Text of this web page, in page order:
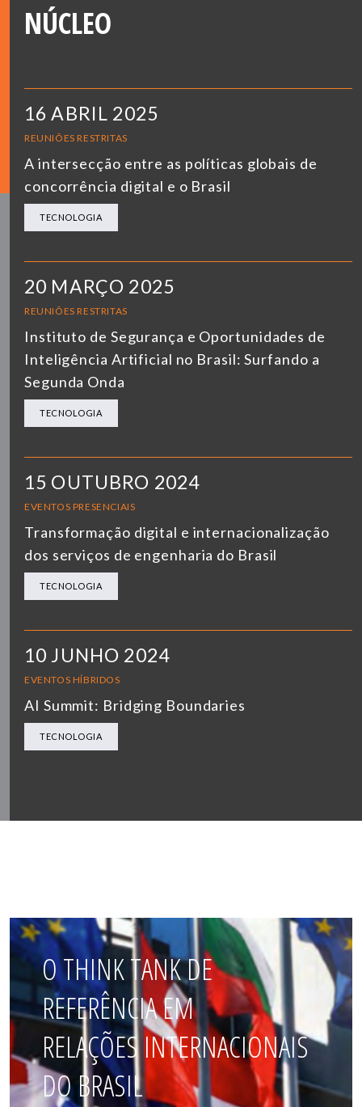
NÚCLEO
16 ABRIL 2025
REUNIÕES RESTRITAS
A intersecção entre as políticas globais de
concorrência digital e o Brasil
TECNOLOGIA
20 MARÇO 2025
REUNIÕES RESTRITAS
Instituto de Segurança e Oportunidades de
Inteligência Artificial no Brasil: Surfando a
Segunda Onda
TECNOLOGIA
15 OUTUBRO 2024
EVENTOS PRESENCIAIS
Transformação digital e internacionalização
dos serviços de engenharia do Brasil
TECNOLOGIA
10 JUNHO 2024
EVENTOS HÍBRIDOS
AI Summit: Bridging Boundaries
TECNOLOGIA
O THINK TANK DE
REFERÊNCIA EM
RELAÇÕES INTERNACIONAIS
DO BRASIL